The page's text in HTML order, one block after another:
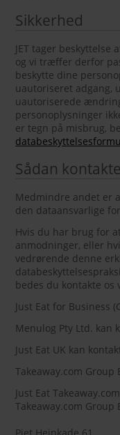
Sikkerhed
JET tager beskyttelse
og vi træffer derfor
beskytte dine
uautoriseret adgang,
uautoriserede
personoplysninger
er tegn på misbrug,
Sådan
Medmindre andet er
den dataansvarlige
Hvis du har brug for
anmodninger, eller
vedrørende denne
bedes du kontakte os
Just Eat for Business
Menulog Pty Ltd. kan
Just Eat UK kan
Takeaway.com Group
Just Eat
Takeaway.com Group